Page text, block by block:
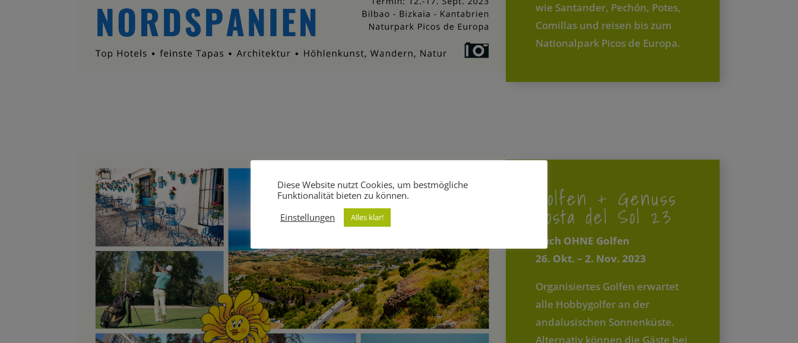
wie Santander, Pechón, Potes,
Comillas und reisen bis zum
Nationalpark Picos de Europa.
Golfen + Genuss
Costa del Sol 23
Auch OHNE Golfen
26. Okt. – 2. Nov. 2023
Organisiertes Golfen erwartet
alle Hobbygolfer an der
andalusischen Sonnenküste.
Alternativ können die Gäste bei
Diese Website nutzt Cookies, um bestmögliche
Funktionalität bieten zu können.
Einstellungen
Alles klar!